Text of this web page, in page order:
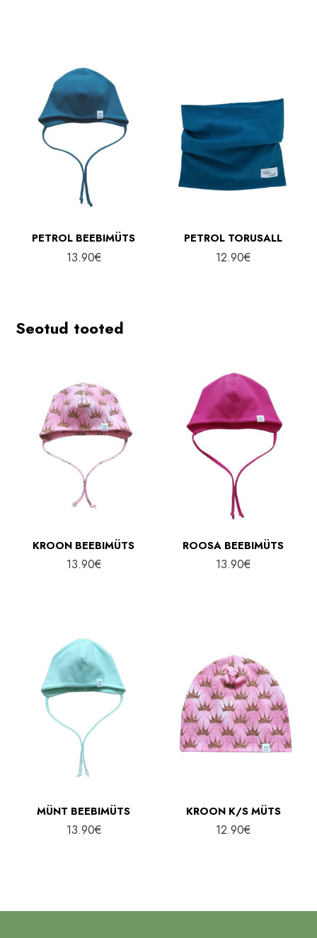
PETROL BEEBIMÜTS
13.90€
PETROL TORUSALL
12.90€
Seotud tooted
KROON BEEBIMÜTS
13.90€
ROOSA BEEBIMÜTS
13.90€
MÜNT BEEBIMÜTS
13.90€
KROON K/S MÜTS
12.90€